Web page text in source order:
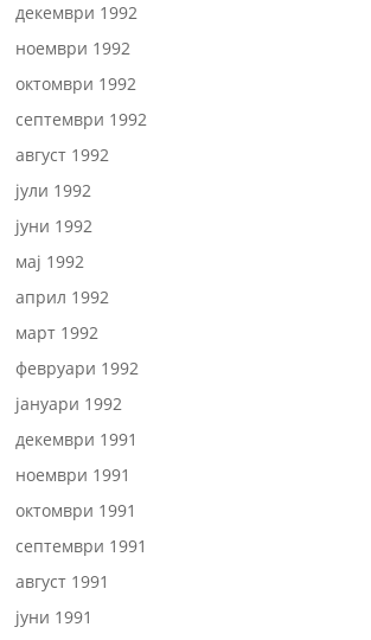
декември 1992
ноември 1992
октомври 1992
септември 1992
август 1992
јули 1992
јуни 1992
мај 1992
април 1992
март 1992
февруари 1992
јануари 1992
декември 1991
ноември 1991
октомври 1991
септември 1991
август 1991
јуни 1991